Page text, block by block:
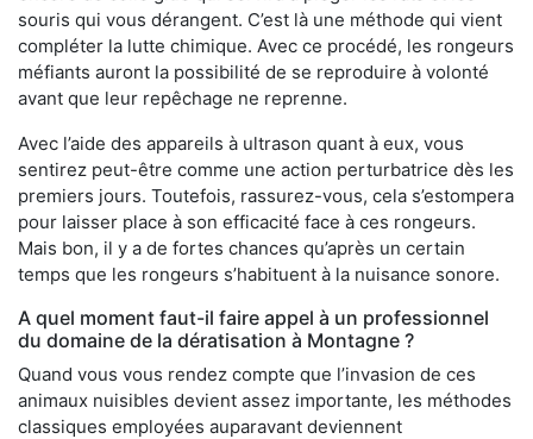
souris qui vous dérangent. C’est là une méthode qui vient
compléter la lutte chimique. Avec ce procédé, les rongeurs
méfiants auront la possibilité de se reproduire à volonté
avant que leur repêchage ne reprenne.
Avec l’aide des appareils à ultrason quant à eux, vous
sentirez peut-être comme une action perturbatrice dès les
premiers jours. Toutefois, rassurez-vous, cela s’estompera
pour laisser place à son efficacité face à ces rongeurs.
Mais bon, il y a de fortes chances qu’après un certain
temps que les rongeurs s’habituent à la nuisance sonore.
A quel moment faut-il faire appel à un professionnel
du domaine de la dératisation à Montagne ?
Quand vous vous rendez compte que l’invasion de ces
animaux nuisibles devient assez importante, les méthodes
classiques employées auparavant deviennent